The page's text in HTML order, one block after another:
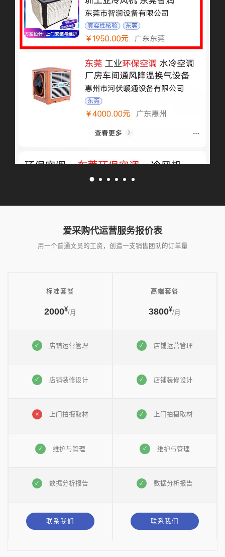
爱采购代运营服务报价表
用一个普通文员的工资，创造一支销售团队的订单量
标准套餐
2000¥/月
店铺运营管理
店铺装修设计
上门拍摄取材
维护与管理
数据分析报告
联系我们
高端套餐
3800¥/月
店铺运营管理
店铺装修设计
上门拍摄取材
维护与管理
数据分析报告
联系我们